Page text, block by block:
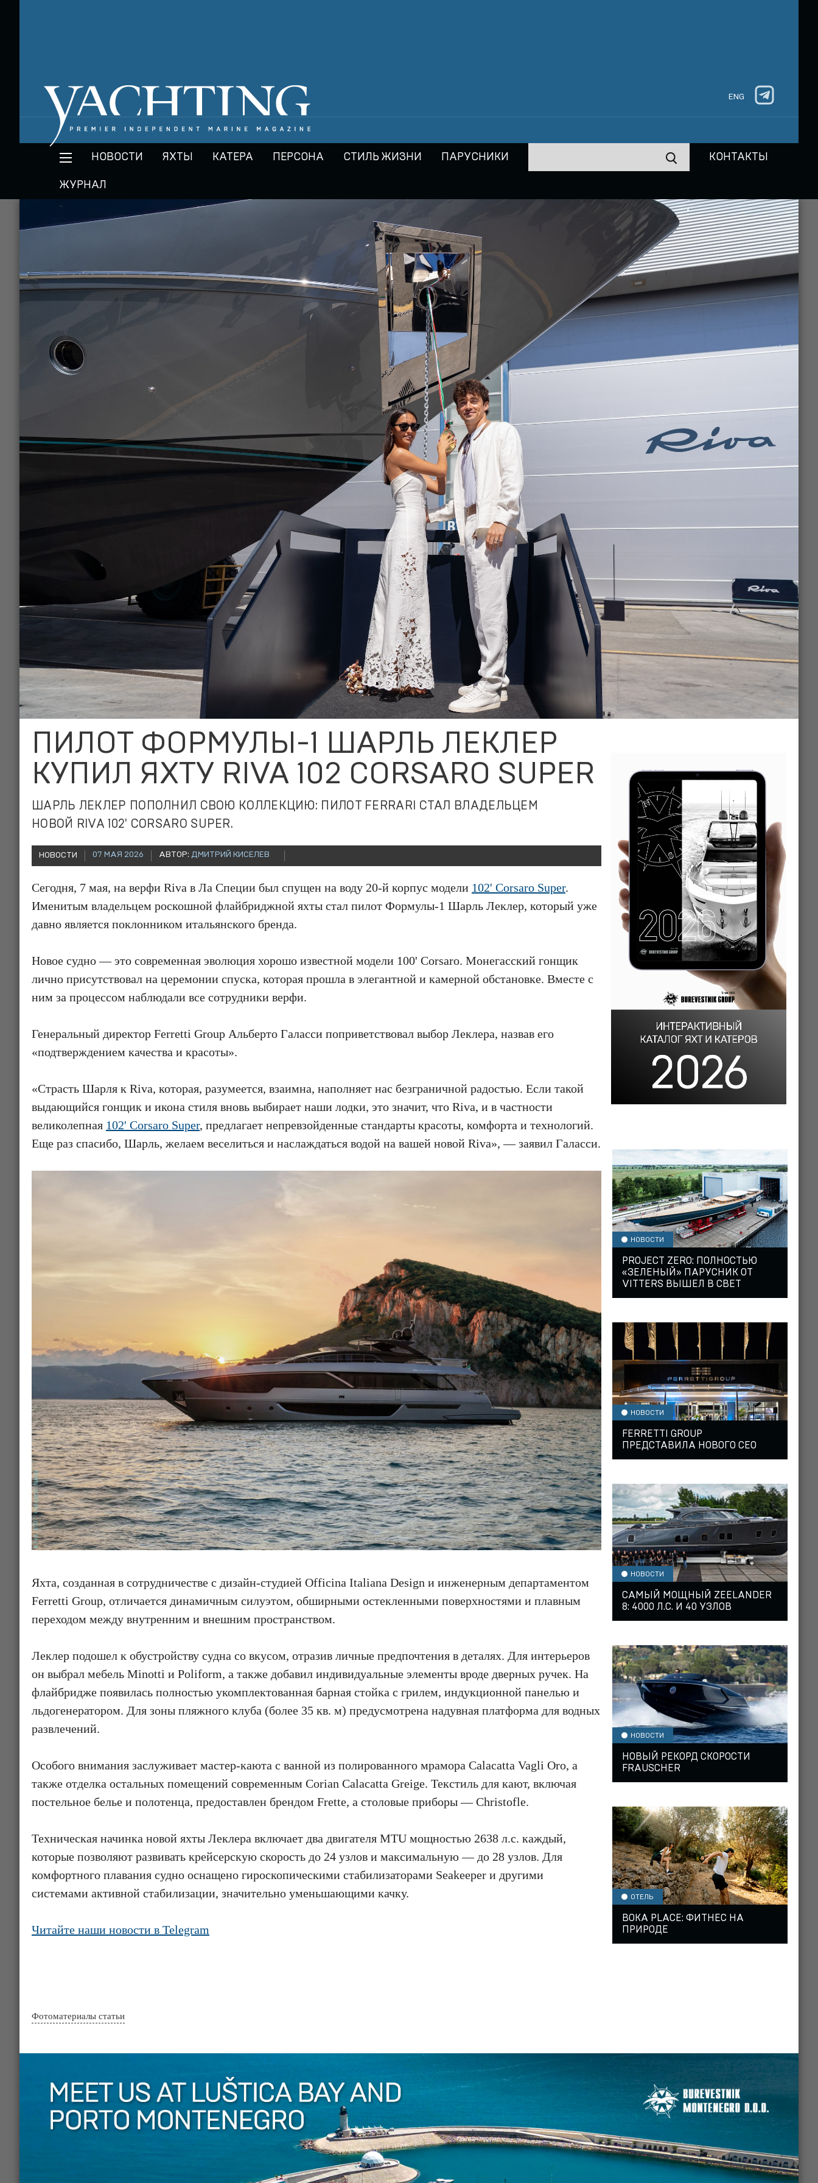
ENG
НОВОСТИ ЯХТЫ КАТЕРА ПЕРСОНА СТИЛЬ ЖИЗНИ ПАРУСНИКИ КОНТАКТЫ
ЖУРНАЛ
ПИЛОТ ФОРМУЛЫ-1 ШАРЛЬ ЛЕКЛЕР
КУПИЛ ЯХТУ RIVA 102 CORSARO SUPER
ШАРЛЬ ЛЕКЛЕР ПОПОЛНИЛ СВОЮ КОЛЛЕКЦИЮ: ПИЛОТ FERRARI СТАЛ ВЛАДЕЛЬЦЕМ
НОВОЙ RIVA 102' CORSARO SUPER.
НОВОСТИ 07 МАЯ 2026 АВТОР: ДМИТРИЙ КИСЕЛЕВ
Сегодня, 7 мая, на верфи Riva в Ла Специи был спущен на воду 20-й корпус модели 102' Corsaro Super.
Именитым владельцем роскошной флайбриджной яхты стал пилот Формулы-1 Шарль Леклер, который уже
давно является поклонником итальянского бренда.
Новое судно — это современная эволюция хорошо известной модели 100' Corsaro. Монегасский гонщик
лично присутствовал на церемонии спуска, которая прошла в элегантной и камерной обстановке. Вместе с
ним за процессом наблюдали все сотрудники верфи.
Генеральный директор Ferretti Group Альберто Галасси поприветствовал выбор Леклера, назвав его
«подтверждением качества и красоты».
«Страсть Шарля к Riva, которая, разумеется, взаимна, наполняет нас безграничной радостью. Если такой
выдающийся гонщик и икона стиля вновь выбирает наши лодки, это значит, что Riva, и в частности
великолепная 102' Corsaro Super, предлагает непревзойденные стандарты красоты, комфорта и технологий.
Еще раз спасибо, Шарль, желаем веселиться и наслаждаться водой на вашей новой Riva», — заявил Галасси.
Яхта, созданная в сотрудничестве с дизайн-студией Officina Italiana Design и инженерным департаментом
Ferretti Group, отличается динамичным силуэтом, обширными остекленными поверхностями и плавным
переходом между внутренним и внешним пространством.
Леклер подошел к обустройству судна со вкусом, отразив личные предпочтения в деталях. Для интерьеров
он выбрал мебель Minotti и Poliform, а также добавил индивидуальные элементы вроде дверных ручек. На
флайбридже появилась полностью укомплектованная барная стойка с грилем, индукционной панелью и
льдогенератором. Для зоны пляжного клуба (более 35 кв. м) предусмотрена надувная платформа для водных
развлечений.
Особого внимания заслуживает мастер-каюта с ванной из полированного мрамора Calacatta Vagli Oro, а
также отделка остальных помещений современным Corian Calacatta Greige. Текстиль для кают, включая
постельное белье и полотенца, предоставлен брендом Frette, а столовые приборы — Christofle.
Техническая начинка новой яхты Леклера включает два двигателя MTU мощностью 2638 л.с. каждый,
которые позволяют развивать крейсерскую скорость до 24 узлов и максимальную — до 28 узлов. Для
комфортного плавания судно оснащено гироскопическими стабилизаторами Seakeeper и другими
системами активной стабилизации, значительно уменьшающими качку.
Читайте наши новости в Telegram
Фотоматериалы статьи
НОВОСТИ
PROJECT ZERO: ПОЛНОСТЬЮ
«ЗЕЛЕНЫЙ» ПАРУСНИК ОТ
VITTERS ВЫШЕЛ В СВЕТ
НОВОСТИ
FERRETTI GROUP
ПРЕДСТАВИЛА НОВОГО CEO
НОВОСТИ
САМЫЙ МОЩНЫЙ ZEELANDER
8: 4000 Л.С. И 40 УЗЛОВ
НОВОСТИ
НОВЫЙ РЕКОРД СКОРОСТИ
FRAUSCHER
ОТЕЛЬ
BOKA PLACE: ФИТНЕС НА
ПРИРОДЕ